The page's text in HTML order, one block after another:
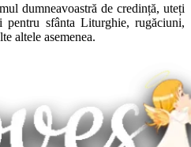
dumneavoastră de credință, uteți
sfânta Liturghie, rugăciuni,
altele asemenea.